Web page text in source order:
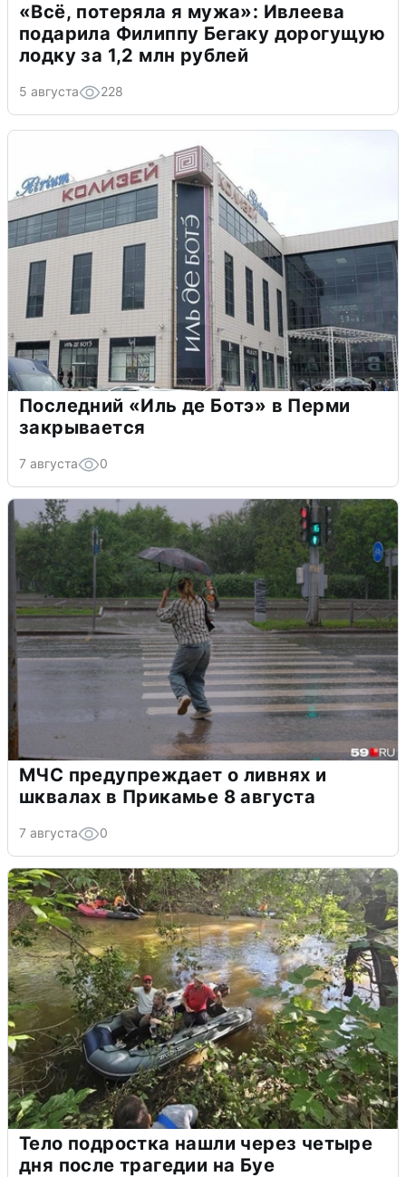
«Всё, потеряла я мужа»: Ивлеева
подарила Филиппу Бегаку дорогущую
лодку за 1,2 млн рублей
5 августа 228
Последний «Иль де Ботэ» в Перми
закрывается
7 августа 0
МЧС предупреждает о ливнях и
шквалах в Прикамье 8 августа
7 августа 0
Тело подростка нашли через четыре
дня после трагедии на Буе